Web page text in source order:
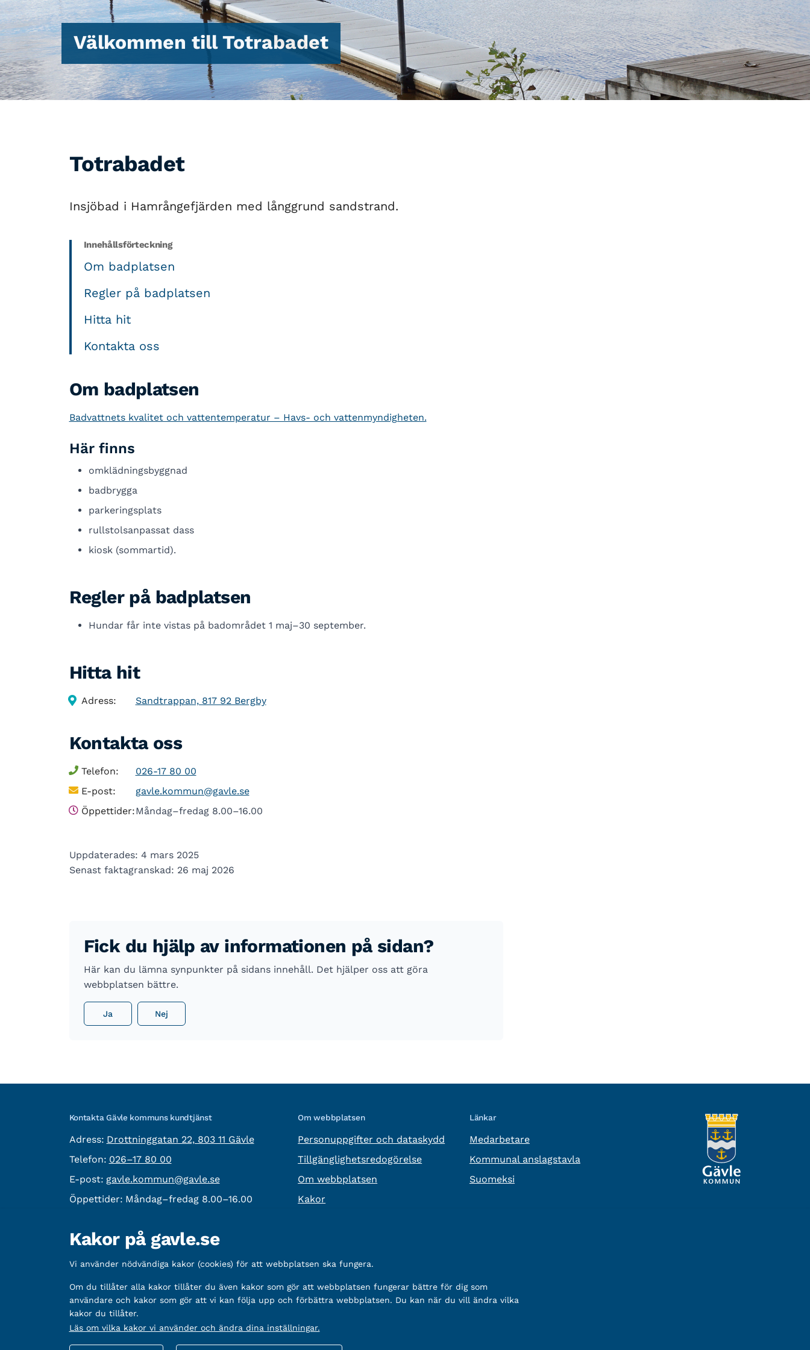
Välkommen till Totrabadet
Totrabadet
Insjöbad i Hamrångefjärden med långgrund sandstrand.
Innehållsförteckning
Om badplatsen
Regler på badplatsen
Hitta hit
Kontakta oss
Om badplatsen
Badvattnets kvalitet och vattentemperatur – Havs- och vattenmyndigheten.
Här finns
omklädningsbyggnad
badbrygga
parkeringsplats
rullstolsanpassat dass
kiosk (sommartid).
Regler på badplatsen
Hundar får inte vistas på badområdet 1 maj–30 september.
Hitta hit
Adress: Sandtrappan, 817 92 Bergby
Kontakta oss
Telefon:
026-17 80 00
E-post:
gavle.kommun@gavle.se
Öppettider:Måndag–fredag 8.00–16.00
Uppdaterades: 4 mars 2025
Senast faktagranskad: 26 maj 2026
Fick du hjälp av informationen på sidan?
Här kan du lämna synpunkter på sidans innehåll. Det hjälper oss att göra
webbplatsen bättre.
Ja Nej
Kontakta Gävle kommuns kundtjänst
Adress: besöksadress:
Drottninggatan 22, 803 11 Gävle
Telefon: Telefon:
026–17 80 00
E-post: E-post:
gavle.kommun@gavle.se
Öppettider: Måndag–fredag 8.00–16.00
Om webbplatsen
Personuppgifter och dataskydd
Tillgänglighetsredogörelse
Om webbplatsen
Kakor
Länkar
Medarbetare
Kommunal anslagstavla
Suomeksi
Övrig information
Organisationsnummer: 212000-2338
Bankgironummer: 5888-2333
Kakor på gavle.se
Vi använder nödvändiga kakor (cookies) för att webbplatsen ska fungera.
Om du tillåter alla kakor tillåter du även kakor som gör att webbplatsen fungerar bättre för dig som
användare och kakor som gör att vi kan följa upp och förbättra webbplatsen. Du kan när du vill ändra vilka
kakor du tillåter.
Läs om vilka kakor vi använder och ändra dina inställningar.